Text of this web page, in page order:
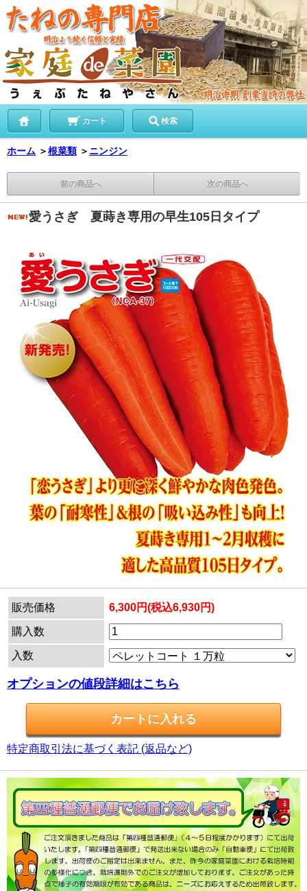
カート 検索
ホーム ＞根菜類 ＞ ニンジン
前の商品へ 次の商品へ
愛うさぎ 夏蒔き専用の早生105日タイプ
販売価格 6,300円(税込6,930円)
購入数
入数
オプションの値段詳細はこちら
特定商取引法に基づく表記 (返品など)